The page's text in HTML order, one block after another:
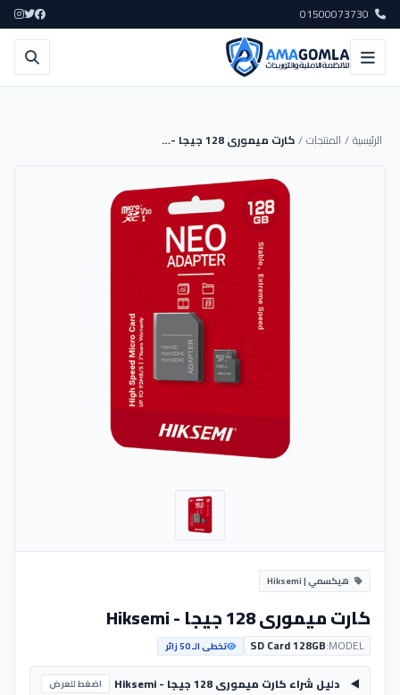
الرئيسية/ المنتجات/ كارت ميمورى 128 جيجا - Hiksemi
هيكسمي | Hiksemi
كارت ميمورى 128 جيجا - Hiksemi
MODEL:
SD Card 128GB تخطى الـ 50 زائر
دليل شراء كارت ميمورى 128 جيجا - Hiksemi اضغط للعرض